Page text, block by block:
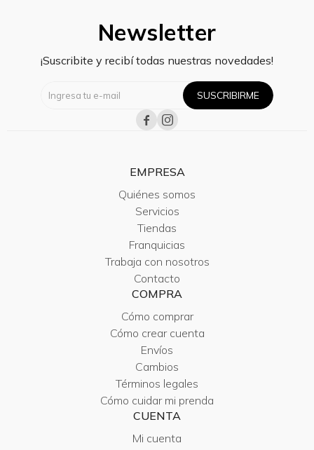
Newsletter
¡Suscribite y recibí todas nuestras novedades!
SUSCRIBIRME
 
EMPRESA
Quiénes somos
Servicios
Tiendas
Franquicias
Trabaja con nosotros
Contacto
COMPRA
Cómo comprar
Cómo crear cuenta
Envíos
Cambios
Términos legales
Cómo cuidar mi prenda
CUENTA
Mi cuenta